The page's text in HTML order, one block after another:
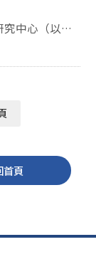
產業與科技
土精煉產能
管轄制裁，中
大兩岸」，而
要時間點。
觀測指標，分
、媒體報導規
話管道、美台
況，以及台灣
總統未來規劃
安排，包括過
系列講座，
，探討中國
講座由國關中
國家行為會隨
80年的中國外
經二戰後美國
灣、北韓與蒙
政策可追溯至
首頁